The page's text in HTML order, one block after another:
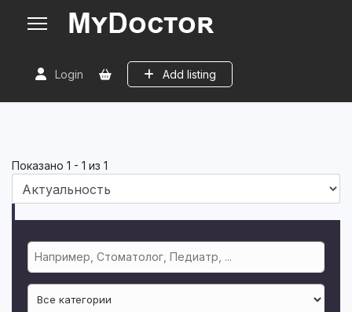
Login Add listing
Показано 1 - 1 из 1